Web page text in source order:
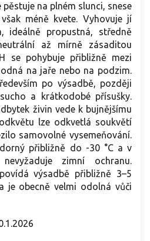
pěstuje na plném slunci, snese
méně kvete. Vyhovuje jí
ideálně propustná, středně
až mírně zásaditou
se pohybuje přibližně mezi
na jaře nebo na podzim.
po výsadbě, později
a krátkodobé přísušky.
živin vede k bujnějšímu
lze odkvetlá soukvětí
samovolné vysemeňování.
přibližně do -30 °C a v
zimní ochranu.
výsadbě přibližně 3–5
je obecně velmi odolná vůči